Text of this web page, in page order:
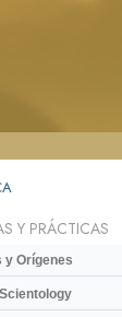
Y PRÁCTICAS
y Orígenes